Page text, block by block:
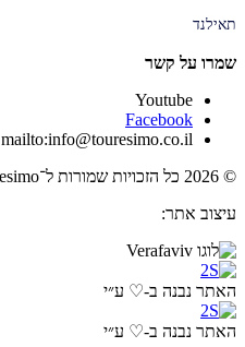
תאילנד
שמרו על קשר
Youtube
Facebook
mailto:info@touresimo.co.il
© 2026 כל הזכויות שמורות ל־touresimo
עיצוב אתר:
האתר נבנה ב-♡ ע״י
האתר נבנה ב-♡ ע״י